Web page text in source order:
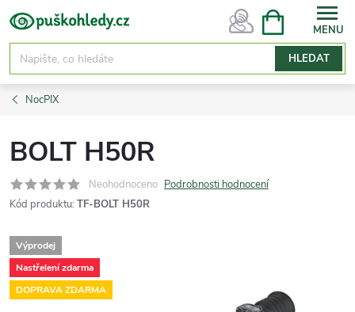
Přejít
na
obsah
HLEDAT
NÁKUPNÍ
NocPIX
BOLT H50R
Neohodnoceno Podrobnosti hodnocení
Kód produktu: TF-BOLT H50R
Výprodej
Nastřelení zdarma
DOPRAVA ZDARMA